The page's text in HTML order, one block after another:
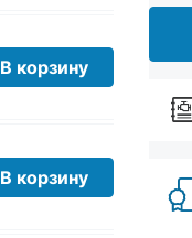
В корзину
В корзину